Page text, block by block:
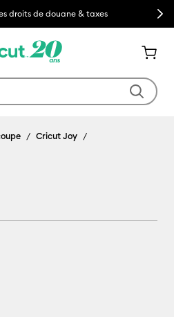
droits de douane & taxes Next
Cricut Joy